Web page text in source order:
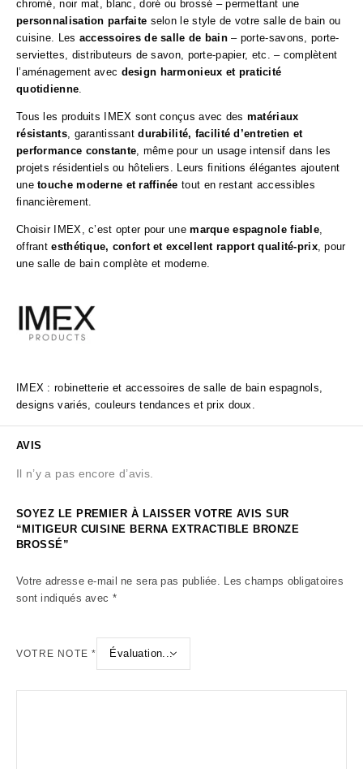
chromé, noir mat, blanc, doré ou brossé – permettant une
personnalisation parfaite selon le style de votre salle de bain ou
cuisine. Les accessoires de salle de bain – porte-savons, porte-
serviettes, distributeurs de savon, porte-papier, etc. – complètent
l’aménagement avec design harmonieux et praticité
quotidienne.
Tous les produits IMEX sont conçus avec des matériaux
résistants, garantissantdurabilité, facilité d’entretien et
performance constante, même pour un usage intensif dans les
projets résidentiels ou hôteliers. Leurs finitions élégantes ajoutent
unetouche moderne et raffinée tout en restant accessibles
financièrement.
Choisir IMEX, c’est opter pour unemarque espagnole fiable,
offrantesthétique, confort et excellent rapport qualité-prix, pour
une salle de bain complète et moderne.
IMEX : robinetterie et accessoires de salle de bain espagnols,
designs variés, couleurs tendances et prix doux.
AVIS
Il n’y a pas encore d’avis.
SOYEZ LE PREMIER À LAISSER VOTRE AVIS SUR
“MITIGEUR CUISINE BERNA EXTRACTIBLE BRONZE
BROSSÉ”
Votre adresse e-mail ne sera pas publiée. Les champs obligatoires
sont indiqués avec *
VOTRE NOTE*